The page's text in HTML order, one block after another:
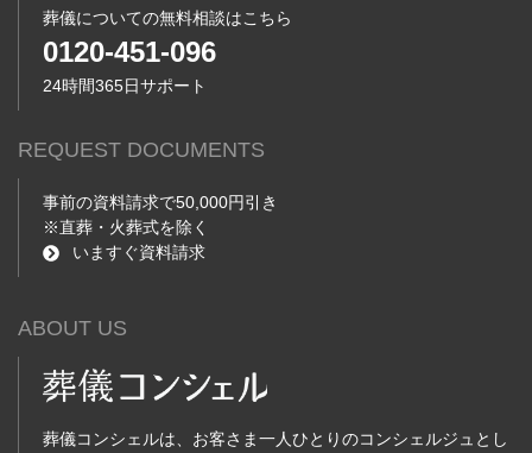
葬儀についての無料相談はこちら
0120-451-096
24時間365日サポート
REQUEST DOCUMENTS
事前の資料請求で50,000円引き
※直葬・火葬式を除く
いますぐ資料請求
ABOUT US
葬儀コンシェルは、お客さま一人ひとりのコンシェルジュとし